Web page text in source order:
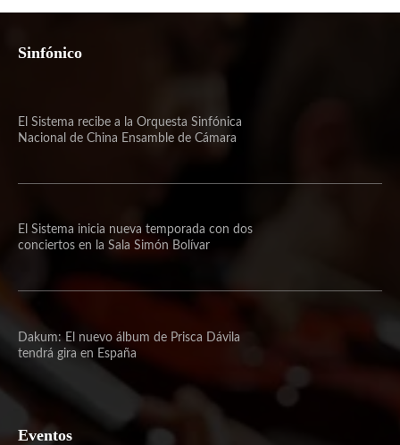
Sinfónico
El Sistema recibe a la Orquesta Sinfónica
Nacional de China Ensamble de Cámara
El Sistema inicia nueva temporada con dos
conciertos en la Sala Simón Bolívar
Dakum: El nuevo álbum de Prisca Dávila
tendrá gira en España
Eventos